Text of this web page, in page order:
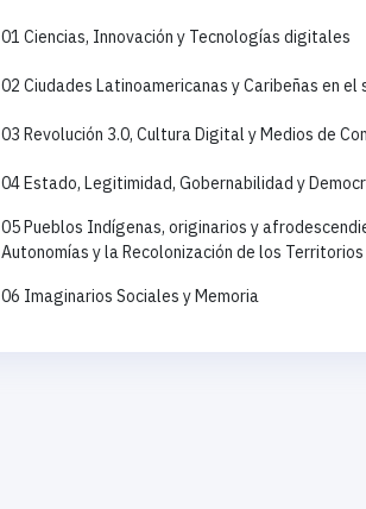
01 Ciencias, Innovación y Tecnologías digitales
02 Ciudades Latinoamericanas y Caribeñas en el
03 Revolución 3.0, Cultura Digital y Medios de
04 Estado, Legitimidad, Gobernabilidad y
05 Pueblos Indígenas, originarios y
Autonomías y la Recolonización de los Territorios
06 Imaginarios Sociales y Memoria